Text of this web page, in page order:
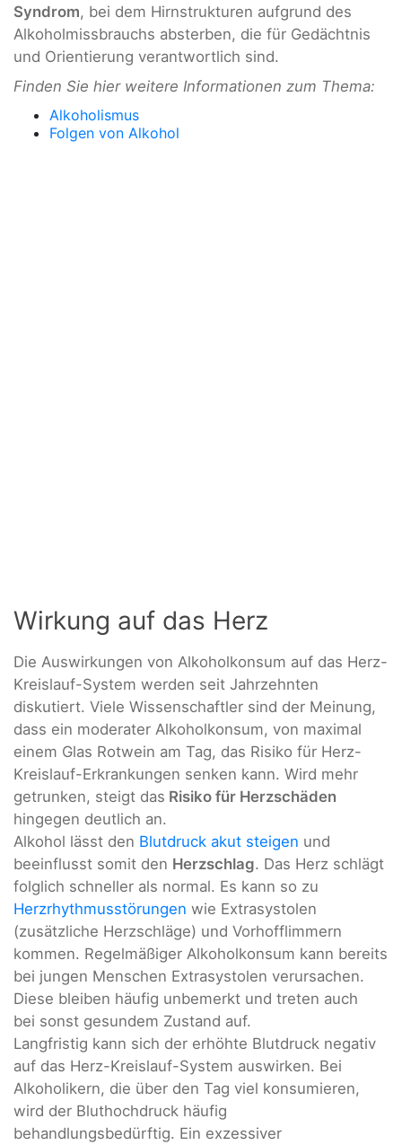
Syndrom, bei dem Hirnstrukturen aufgrund des
Alkoholmissbrauchs absterben, die für Gedächtnis
und Orientierung verantwortlich sind.
Finden Sie hier weitere Informationen zum Thema:
Alkoholismus
Folgen von Alkohol
Wirkung auf das Herz
Die Auswirkungen von Alkoholkonsum auf das Herz-
Kreislauf-System werden seit Jahrzehnten
diskutiert. Viele Wissenschaftler sind der Meinung,
dass ein moderater Alkoholkonsum, von maximal
einem Glas Rotwein am Tag, das Risiko für Herz-
Kreislauf-Erkrankungen senken kann. Wird mehr
getrunken, steigt das Risiko für Herzschäden
hingegen deutlich an.
Alkohol lässt den Blutdruck akut steigen und
beeinflusst somit den Herzschlag. Das Herz schlägt
folglich schneller als normal. Es kann so zu
Herzrhythmusstörungen wie Extrasystolen
(zusätzliche Herzschläge) und Vorhofflimmern
kommen. Regelmäßiger Alkoholkonsum kann bereits
bei jungen Menschen Extrasystolen verursachen.
Diese bleiben häufig unbemerkt und treten auch
bei sonst gesundem Zustand auf.
Langfristig kann sich der erhöhte Blutdruck negativ
auf das Herz-Kreislauf-System auswirken. Bei
Alkoholikern, die über den Tag viel konsumieren,
wird der Bluthochdruck häufig
behandlungsbedürftig. Ein exzessiver